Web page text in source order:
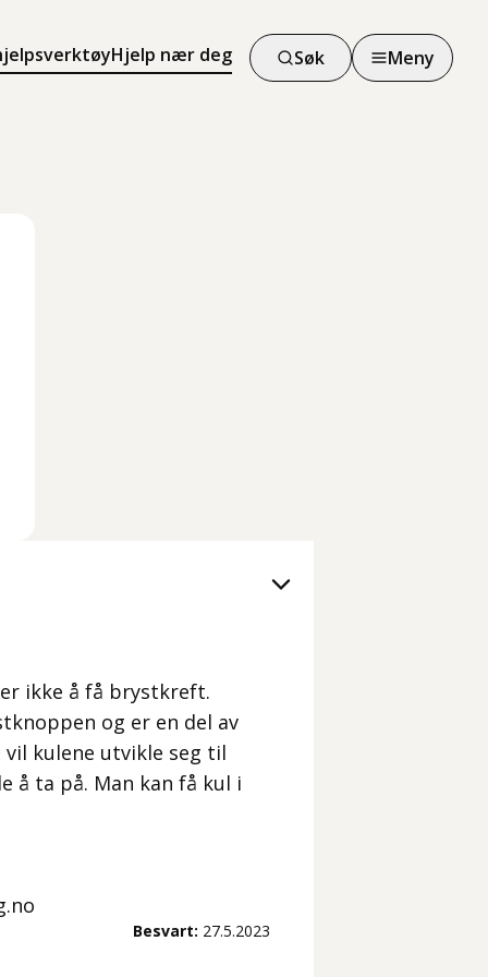
Hjelp nær deg Søk Meny
ikke å få brystkreft.
og er en del av
kulene utvikle seg til
å ta på. Man kan få kul i
Besvart: 27.5.2023